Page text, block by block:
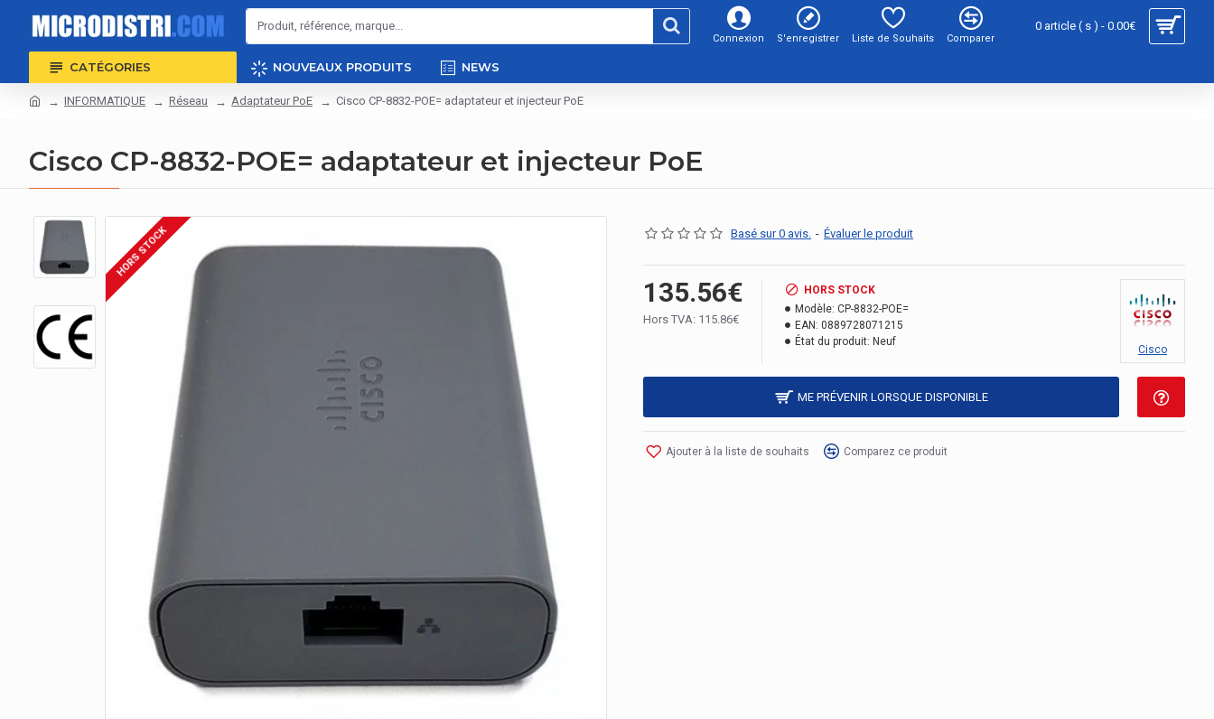
Connexion S'enregistrer Liste de Souhaits Comparer
0 article ( s ) - 0.00€
CATÉGORIES NOUVEAUX PRODUITS NEWS
INFORMATIQUE Réseau Adaptateur PoE Cisco CP-8832-POE= adaptateur et injecteur PoE
Cisco CP-8832-POE= adaptateur et injecteur PoE
HORS STOCK Basé sur 0 avis. - Évaluer le produit
135.56€
Hors TVA: 115.86€
HORS STOCK
Modèle: CP-8832-POE=
EAN: 0889728071215
État du produit: Neuf
Cisco
ME PRÉVENIR LORSQUE DISPONIBLE
Ajouter à la liste de souhaits Comparez ce produit